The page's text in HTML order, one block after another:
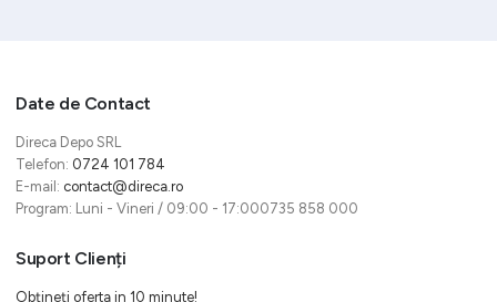
Date de Contact
Direca Depo SRL
Telefon: 0724 101 784
E-mail: contact@direca.ro
Program: Luni - Vineri / 09:00 - 17:000735 858 000
Suport Clienți
Obțineți oferta in 10 minute!